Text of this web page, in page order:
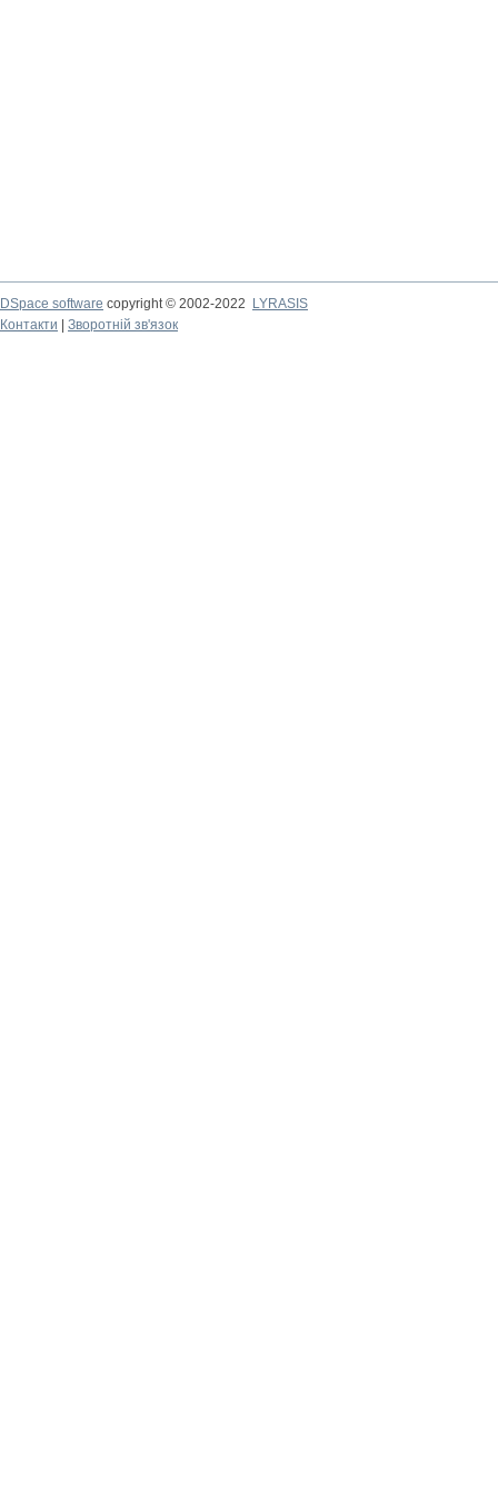
DSpace software copyright © 2002-2022
LYRASIS
Контакти
Зворотній зв'язок